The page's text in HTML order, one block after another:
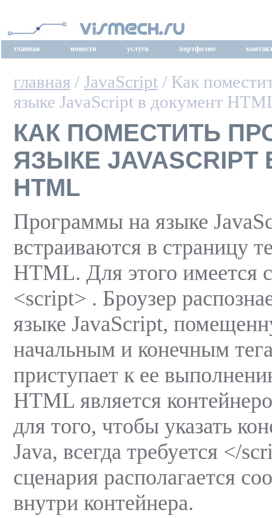
главная новости услуги портфолио
главная / JavaScript / Как
языке JavaScript в документ
КАК ПОМЕСТИТЬ
ЯЗЫКЕ
HTML
Программы на языке
встраиваются в страницу
HTML. Для этого имеется
<script> . Броузер
языке JavaScript,
начальным и конечным
приступает к ее
HTML является
для того, чтобы указать
Java, всегда требуется </
сценария располагается
внутри контейнера.